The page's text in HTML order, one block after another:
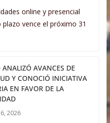
online y presencial
vence el próximo 31
ANALIZÓ AVANCES DE
Y CONOCIÓ INICIATIVA
EN FAVOR DE LA
2026